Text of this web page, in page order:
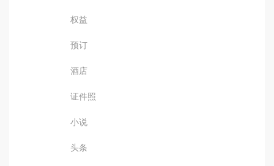
权益
预订
酒店
证件照
小说
头条